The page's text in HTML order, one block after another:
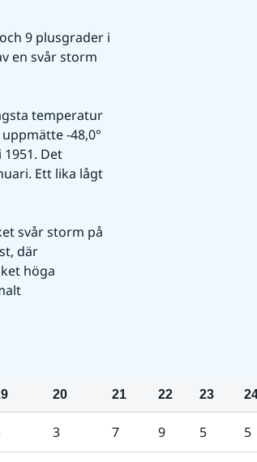
9 plusgrader i
en svår storm
temperatur
-48,0°
Det
Ett lika lågt
svår storm på
där
höga
20 21 22 23
3 7 9 5 5